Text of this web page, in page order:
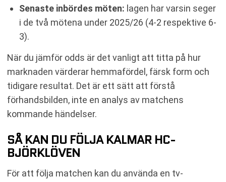
Senaste inbördes möten: lagen har varsin seger
i de två mötena under 2025/26 (4-2 respektive 6-
3).
När du jämför odds är det vanligt att titta på hur
marknaden värderar hemmafördel, färsk form och
tidigare resultat. Det är ett sätt att förstå
förhandsbilden, inte en analys av matchens
kommande händelser.
SÅ KAN DU FÖLJA KALMAR HC-
BJÖRKLÖVEN
För att följa matchen kan du använda en tv-